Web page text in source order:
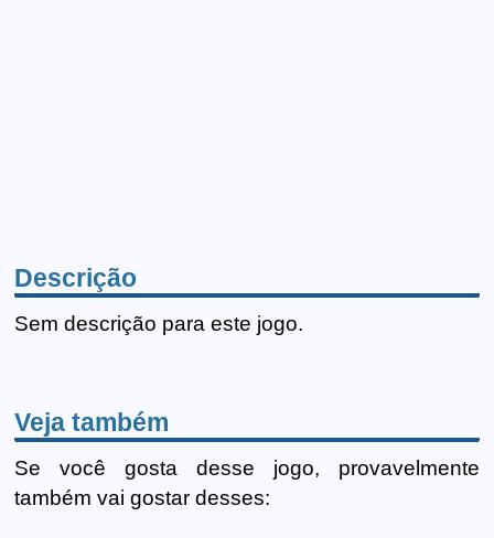
Descrição
Sem descrição para este jogo.
Veja também
Se você gosta desse jogo, provavelmente
também vai gostar desses: